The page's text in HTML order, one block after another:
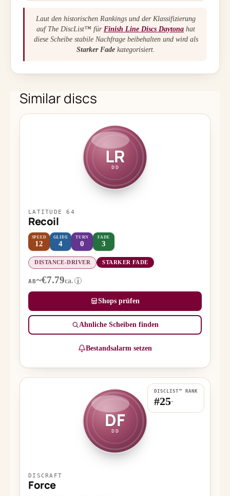
Laut den historischen Rankings und der Klassifizierung
auf The DiscList™ für Finish Line Discs Daytona hat
diese Scheibe stabile Nachfrage beibehalten und wird als
Starker Fade kategorisiert.
Similar discs
LR
DD
LATITUDE 64
Recoil
SPEED
12
GLIDE
4
TURN
0
FADE
3
DISTANCE-DRIVER STARKER FADE
AB~€7.79ca. i
Shops prüfen
Ähnliche Scheiben finden
Bestandsalarm setzen
DF
DD
DISCLIST™ RANK
#25-
DISCRAFT
Force